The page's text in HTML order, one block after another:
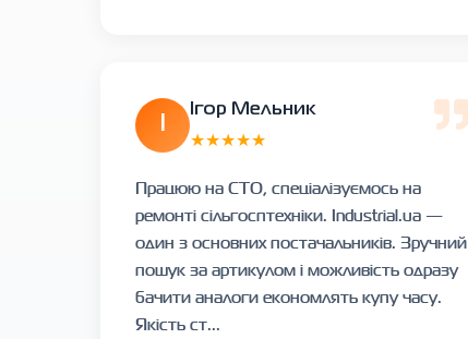
Ігор Мельник
★★★★★
Працюю на СТО, спеціалізуємось на
ремонті сільгосптехніки. Industrial.ua —
один з основних постачальників. Зручний
пошук за артикулом і можливість одразу
бачити аналоги економлять купу часу.
Якість ст...